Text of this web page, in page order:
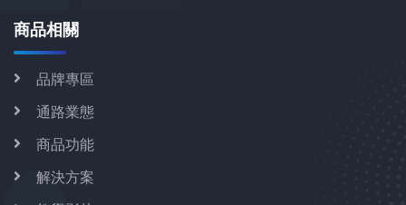
商品相關
品牌專區
通路業態
商品功能
解決方案